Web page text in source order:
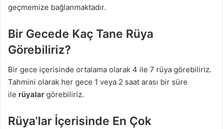
geçmemize bağlanmaktadır.
Bir Gecede Kaç Tane Rüya
Görebiliriz?
Bir gece içerisinde ortalama olarak 4 ile 7 rüya görebiliriz.
Tahmini olarak her gece 1 veya 2 saat arası bir süre
ile rüyalar görebiliriz.
Rüya’lar İçerisinde En Çok